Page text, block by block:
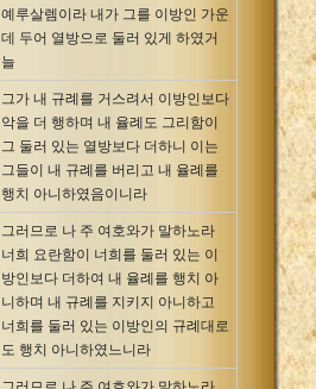
예루살렘이라 내가 그를 이방인 가운
데 두어 열방으로 둘러 있게 하였거
늘
그가 내 규례를 거스려서 이방인보다
악을 더 행하며 내 율례도 그리함이
그 둘러 있는 열방보다 더하니 이는
그들이 내 규례를 버리고 내 율례를
행치 아니하였음이니라
그러므로 나 주 여호와가 말하노라
너희 요란함이 너희를 둘러 있는 이
방인보다 더하여 내 율례를 행치 아
니하며 내 규례를 지키지 아니하고
너희를 둘러 있는 이방인의 규례대로
도 행치 아니하였느니라